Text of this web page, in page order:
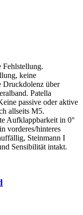
Fehlstellung.
keine
Druckdolenz über
Patella
passive oder aktive
allseits M5.
Aufklappbarkeit in 0°
vorderes/hinteres
Steinmann I
Sensibilität intakt.